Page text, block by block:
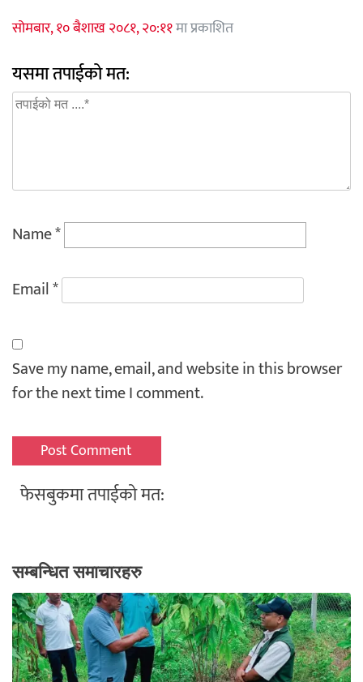
सोमबार, १० बैशाख २०८१, २०:११मा प्रकाशित
यसमा तपाईको मत:
Name*
Email*
Save my name, email, and website in this browser
for the next time I comment.
फेसबुकमा तपाईको मत:
सम्बन्धित समाचारहरु